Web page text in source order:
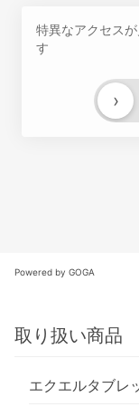
特異なアクセス
す
›
Powered by GOGA
取り扱い商品
エクエルタブレ